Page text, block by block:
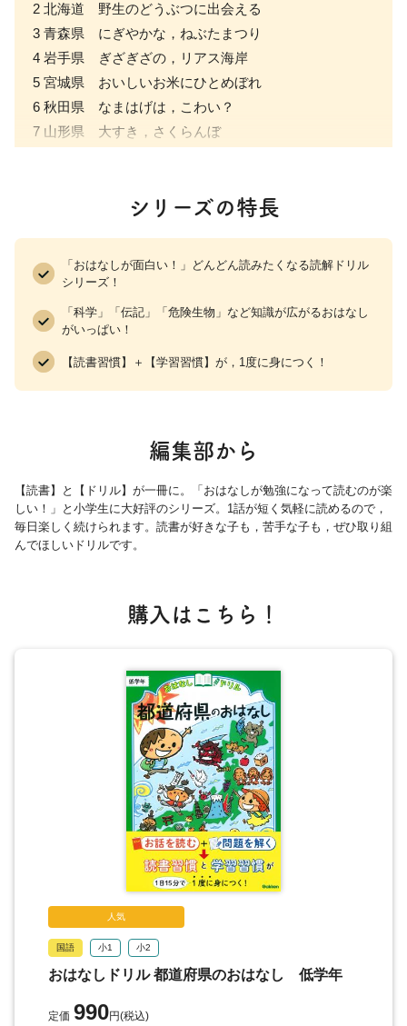
2 北海道 野生のどうぶつに出会える
3 青森県 にぎやかな，ねぶたまつり
4 岩手県 ぎざぎざの，リアス海岸
5 宮城県 おいしいお米にひとめぼれ
6 秋田県 なまはげは，こわい？
7 山形県 大すき，さくらんぼ
10 栃木県 日光のおさるさん
13 千葉県 日本の空のげんかん
14 東京都 東京タワーと，東京スカイツリー
15 神奈川県 みなと町，横浜
16 新潟県 てんねんきねんぶつの，とき
17 富山県 「しんきろう」って，なに？
20 山梨県 なしではなく，ぶどう
22 岐阜県 がっしょうづくりの家
23 静岡県 八十八夜の茶つみ
24 愛知県 金のしゃちほこと，三えいけつ
27 京都府 千年のみやこ
29 兵庫県 サイダーのたん生
30 奈良県 大仏さまと，しか
31 和歌山県 うめ～，うめ
32 鳥取県 さきゅうって，なに？
33 島根県 宍道湖のしじみ
34 岡山県 ももたろうと，きびだんご
35 広島県 安芸の宮島
36 山口県 秋吉台と，秋芳洞
37 徳島県 あわおどりって，なに？
38 香川県 おいしい，さぬきうどん
39 愛媛県 みかん王国
40 高知県 かつおの一本づり
41 福岡県 学問のかみさま
43 長崎県 カステラのひみつ
シリーズの特長
「おはなしが面白い！」どんどん読みたくなる読解ドリル
シリーズ！
「科学」「伝記」「危険生物」など知識が広がるおはなし
がいっぱい！
【読書習慣】＋【学習習慣】が，1度に身につく！
編集部から
【読書】と【ドリル】が一冊に。「おはなしが勉強になって読むのが楽
しい！」と小学生に大好評のシリーズ。1話が短く気軽に読めるので，
毎日楽しく続けられます。読書が好きな子も，苦手な子も，ぜひ取り組
んでほしいドリルです。
購入はこちら！
人気
国語 小1 小2
おはなしドリル 都道府県のおはなし 低学年
定価 990円(税込)